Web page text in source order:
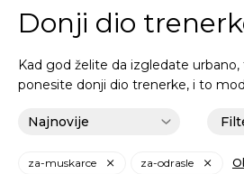
Donji dio
Kad god želite da izgledate
ponesite donji dio trenerke, i to
za-muskarce za-odrasle